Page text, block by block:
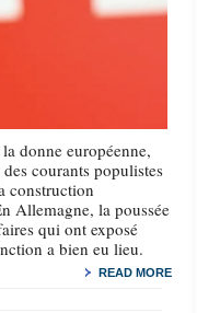
donne européenne,
courants populistes
construction
Allemagne, la poussée
qui ont exposé
a bien eu lieu.
READ MORE